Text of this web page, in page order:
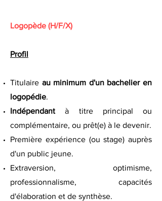
Logopède (H/F/X)
Profil
Titulaire au minimum d'un bachelier en
logopédie.
Indépendant à titre principal ou
complémentaire, ou prêt(e) à le devenir.
Première expérience (ou stage) auprès
d'un public jeune.
Extraversion, optimisme,
professionnalisme, capacités
d'élaboration et de synthèse.